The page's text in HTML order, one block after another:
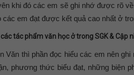
khi đó các em sẽ ghi nhớ được rõ
các em đạt được kết quả cao nhất ở
các tác phẩm văn học ở trong SGK &
Văn thì phần đọc hiểu các em nên
phương thức biểu đạt, những biện